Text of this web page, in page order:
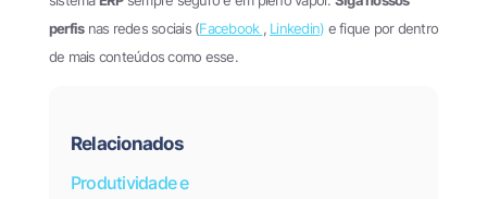
perfisnas redes sociais (Facebook , Linkedin) e fique por dentro
de mais conteúdos como esse.
Relacionados
Produtividade e